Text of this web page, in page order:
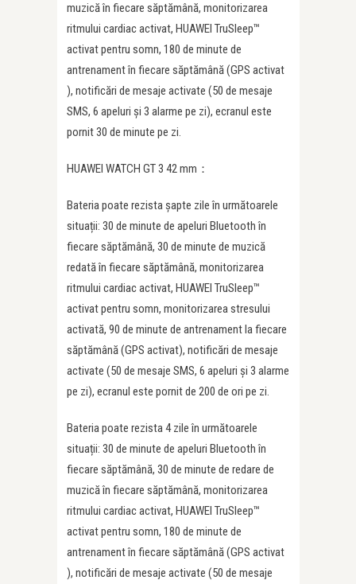
muzică în fiecare săptămână, monitorizarea
ritmului cardiac activat, HUAWEI TruSleep™
activat pentru somn, 180 de minute de
antrenament în fiecare săptămână (GPS activat
), notificări de mesaje activate (50 de mesaje
SMS, 6 apeluri și 3 alarme pe zi), ecranul este
pornit 30 de minute pe zi.
HUAWEI WATCH GT 3 42 mm：
Bateria poate rezista șapte zile în următoarele
situații: 30 de minute de apeluri Bluetooth în
fiecare săptămână, 30 de minute de muzică
redată în fiecare săptămână, monitorizarea
ritmului cardiac activat, HUAWEI TruSleep™
activat pentru somn, monitorizarea stresului
activată, 90 de minute de antrenament la fiecare
săptămână (GPS activat), notificări de mesaje
activate (50 de mesaje SMS, 6 apeluri și 3 alarme
pe zi), ecranul este pornit de 200 de ori pe zi.
Bateria poate rezista 4 zile în următoarele
situații: 30 de minute de apeluri Bluetooth în
fiecare săptămână, 30 de minute de redare de
muzică în fiecare săptămână, monitorizarea
ritmului cardiac activat, HUAWEI TruSleep™
activat pentru somn, 180 de minute de
antrenament în fiecare săptămână (GPS activat
), notificări de mesaje activate (50 de mesaje